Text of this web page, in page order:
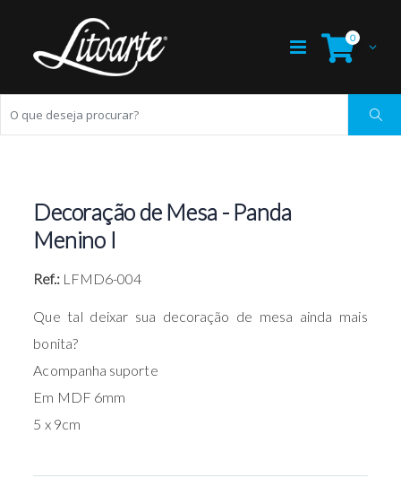
0
Decoração de Mesa - Panda
Menino I
Ref.: LFMD6-004
Que tal deixar sua decoração de mesa ainda mais
bonita?
Acompanha suporte
Em MDF 6mm
5 x 9cm